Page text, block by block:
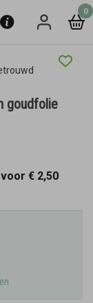
0
goudfolie
€ 2,50